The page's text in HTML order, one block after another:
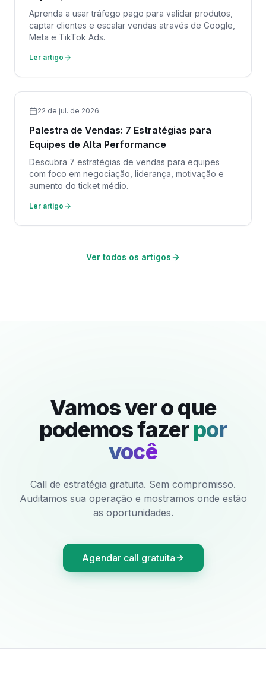
Aprenda a usar tráfego pago para validar produtos,
captar clientes e escalar vendas através de Google,
Meta e TikTok Ads.
Ler artigo
22 de jul. de 2026
Palestra de Vendas: 7 Estratégias para
Equipes de Alta Performance
Descubra 7 estratégias de vendas para equipes
com foco em negociação, liderança, motivação e
aumento do ticket médio.
Ler artigo
Ver todos os artigos
Vamos ver o que
podemos fazerpor
você
Call de estratégia gratuita. Sem compromisso.
Auditamos sua operação e mostramos onde estão
as oportunidades.
Agendar call gratuita